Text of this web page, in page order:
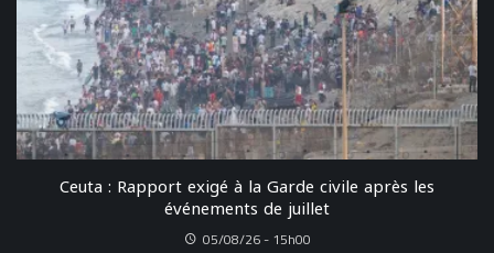
Ceuta : Rapport exigé à la Garde civile après les
événements de juillet
05/08/26 - 15h00